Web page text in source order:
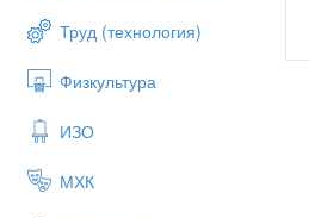
Труд (технология)
Физкультура
ИЗО
МХК